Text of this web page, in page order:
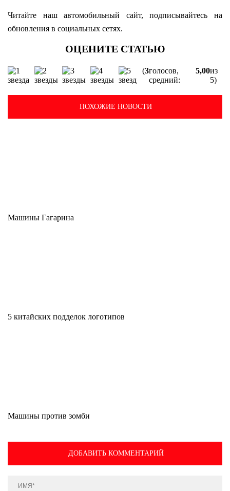
Читайте наш автомобильный сайт, подписывайтесь на
обновления в социальных сетях.
(3голосов,
средний:
5,00из
5)
ПОХОЖИЕ НОВОСТИ
Машины Гагарина
5 китайских подделок логотипов
Машины против зомби
ДОБАВИТЬ КОММЕНТАРИЙ